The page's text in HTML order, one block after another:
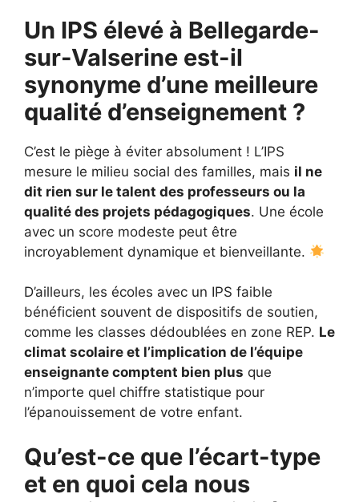
Un IPS élevé à Bellegarde-
sur-Valserine est-il
synonyme d’une meilleure
qualité d’enseignement ?
C’est le piège à éviter absolument ! L’IPS
mesure le milieu social des familles, mais il ne
dit rien sur le talent des professeurs ou la
qualité des projets pédagogiques. Une école
avec un score modeste peut être
incroyablement dynamique et bienveillante.
D’ailleurs, les écoles avec un IPS faible
bénéficient souvent de dispositifs de soutien,
comme les classes dédoublées en zone REP. Le
climat scolaire et l’implication de l’équipe
enseignante comptent bien plus que
n’importe quel chiffre statistique pour
l’épanouissement de votre enfant.
Qu’est-ce que l’écart-type
et en quoi cela nous